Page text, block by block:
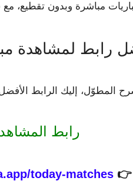
مباشرة وبدون تقطيع،
رابط لمشاهدة
المطوّل، إليك الرابط
رابط
👉
today-matches